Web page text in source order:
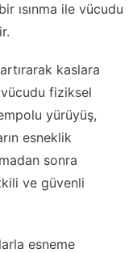
ısınma ile vücudu
kaslara
fiziksel
yürüyüş,
esneklik
sonra
ve güvenli
esneme